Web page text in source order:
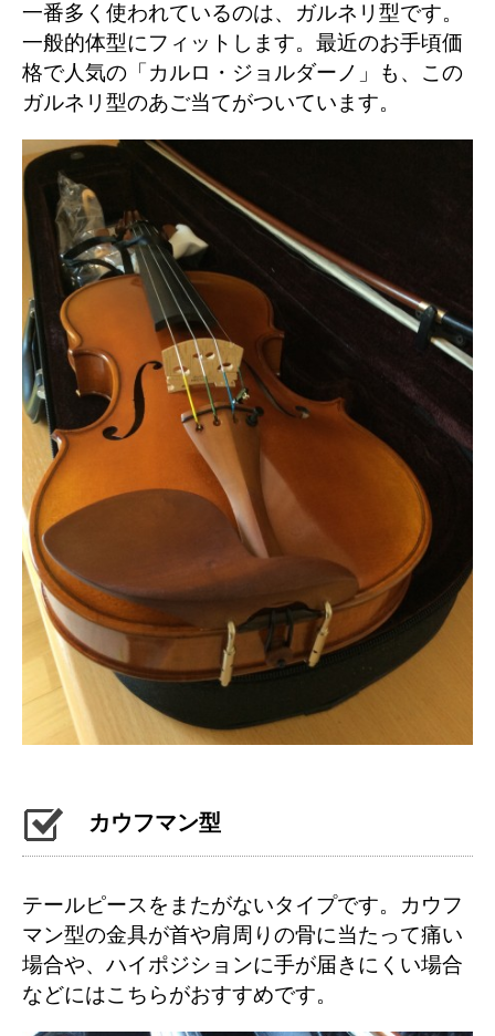
一番多く使われているのは、ガルネリ型です。
一般的体型にフィットします。最近のお手頃価
格で人気の「カルロ・ジョルダーノ」も、この
ガルネリ型のあご当てがついています。
カウフマン型
テールピースをまたがないタイプです。カウフ
マン型の金具が首や肩周りの骨に当たって痛い
場合や、ハイポジションに手が届きにくい場合
などにはこちらがおすすめです。